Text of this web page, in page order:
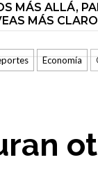
MÁS ALLÁ,
MÁS
Economía